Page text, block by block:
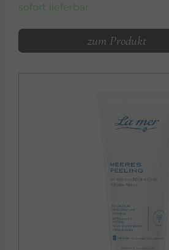
MED+ ANTI SPOT
Systempflege für unreine
sofort lieferbar
zum Produkt